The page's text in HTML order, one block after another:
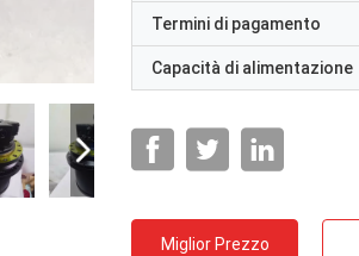
Termini di pagamento
Capacità di alimentazione
Miglior Prezzo